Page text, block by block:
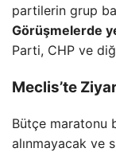
partilerin grup
Görüşmelerde
Parti, CHP ve
Meclis’te
Bütçe maratonu
alınmayacak ve